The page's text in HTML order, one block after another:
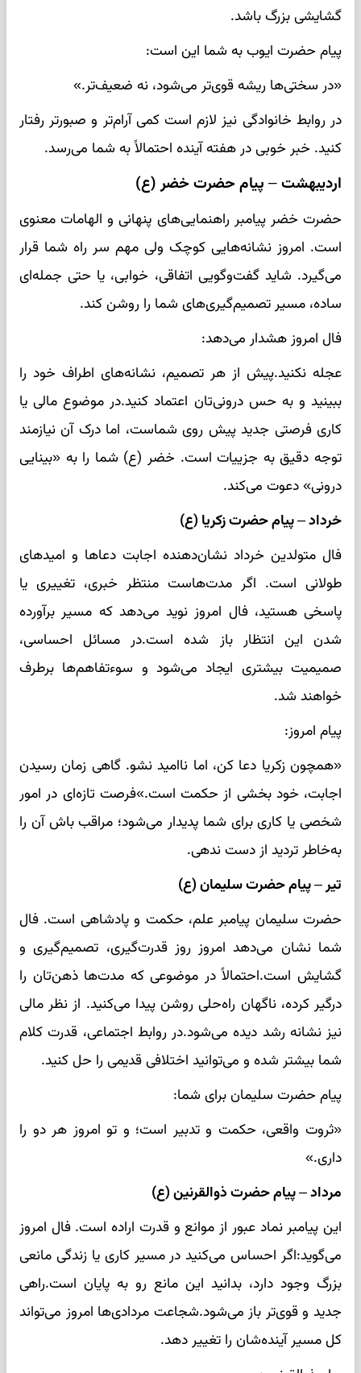
گشایشی بزرگ باشد.
پیام حضرت ایوب به شما این است:
«در سختی‌ها ریشه قوی‌تر می‌شود، نه ضعیف‌تر.»
در روابط خانوادگی نیز لازم است کمی آرام‌تر و صبورتر رفتار
کنید. خبر خوبی در هفته آینده احتمالاً به شما می‌رسد.
اردیبهشت – پیام حضرت خضر (ع)
حضرت خضر پیامبر راهنمایی‌های پنهانی و الهامات معنوی
است. امروز نشانه‌هایی کوچک ولی مهم سر راه شما قرار
می‌گیرد. شاید گفت‌وگویی اتفاقی، خوابی، یا حتی جمله‌ای
ساده، مسیر تصمیم‌گیری‌های شما را روشن کند.
فال امروز هشدار می‌دهد:
عجله نکنید.پیش از هر تصمیم، نشانه‌های اطراف خود را
ببینید و به حس درونی‌تان اعتماد کنید.در موضوع مالی یا
کاری فرصتی جدید پیش روی شماست، اما درک آن نیازمند
توجه دقیق به جزییات است. خضر (ع) شما را به «بینایی
درونی» دعوت می‌کند.
خرداد – پیام حضرت زکریا (ع)
فال متولدین خرداد نشان‌دهنده اجابت دعاها و امیدهای
طولانی است. اگر مدت‌هاست منتظر خبری، تغییری یا
پاسخی هستید، فال امروز نوید می‌دهد که مسیر برآورده
شدن این انتظار باز شده است.در مسائل احساسی،
صمیمیت بیشتری ایجاد می‌شود و سوءتفاهم‌ها برطرف
خواهند شد.
پیام امروز:
«همچون زکریا دعا کن، اما ناامید نشو. گاهی زمان رسیدن
اجابت، خود بخشی از حکمت است.»فرصت تازه‌ای در امور
شخصی یا کاری برای شما پدیدار می‌شود؛ مراقب باش آن را
به‌خاطر تردید از دست ندهی.
تیر – پیام حضرت سلیمان (ع)
حضرت سلیمان پیامبر علم، حکمت و پادشاهی است. فال
شما نشان می‌دهد امروز روز قدرت‌گیری، تصمیم‌گیری و
گشایش است.احتمالاً در موضوعی که مدت‌ها ذهن‌تان را
درگیر کرده، ناگهان راه‌حلی روشن پیدا می‌کنید. از نظر مالی
نیز نشانه رشد دیده می‌شود.در روابط اجتماعی، قدرت کلام
شما بیشتر شده و می‌توانید اختلافی قدیمی را حل کنید.
پیام حضرت سلیمان برای شما:
«ثروت واقعی، حکمت و تدبیر است؛ و تو امروز هر دو را
داری.»
مرداد – پیام حضرت ذوالقرنین (ع)
این پیامبر نماد عبور از موانع و قدرت اراده است. فال امروز
می‌گوید:اگر احساس می‌کنید در مسیر کاری یا زندگی مانعی
بزرگ وجود دارد، بدانید این مانع رو به پایان است.راهی
جدید و قوی‌تر باز می‌شود.شجاعت مردادی‌ها امروز می‌تواند
کل مسیر آینده‌شان را تغییر دهد.